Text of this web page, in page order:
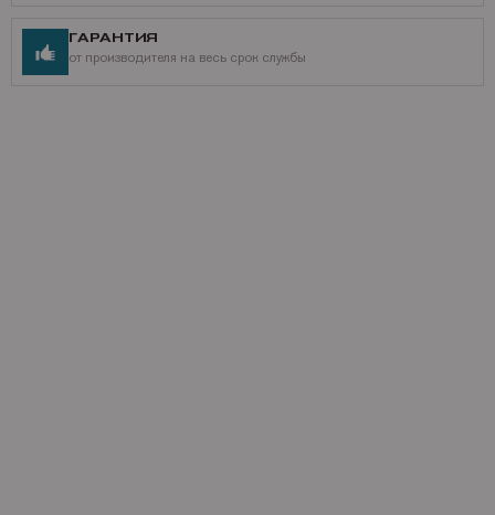
ГАРАНТИЯ
от производителя на весь срок службы